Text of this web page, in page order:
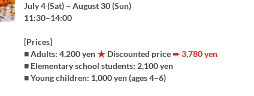
July 4 (Sat) – August 30 (Sun)
11:30–14:00
[Prices]
■ Adults: 4,200 yen★Discounted price➨ 3,780 yen
■ Elementary school students: 2,100 yen
■ Young children: 1,000 yen (ages 4–6)